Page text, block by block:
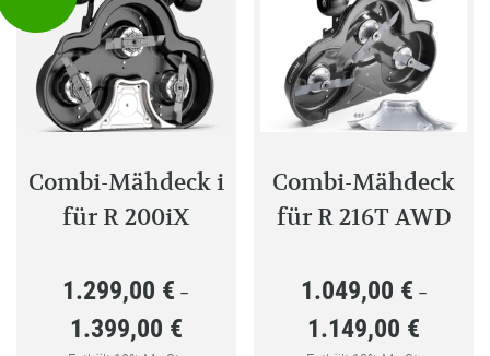
Combi-Mähdeck i
für R 200iX
1.299,00 € –
1.399,00 €Preisspanne:
Combi-Mähdeck
für R 216T AWD
1.049,00 € –
1.149,00 €